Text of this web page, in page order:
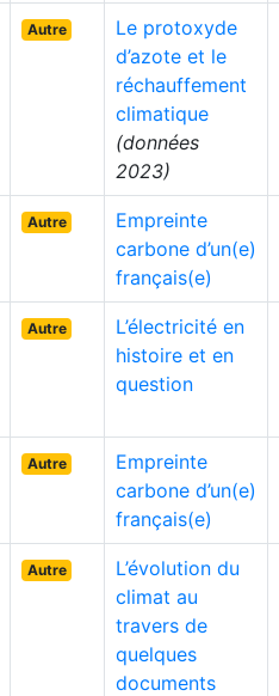
Autre
Le protoxyde
d’azote et le
réchauffement
climatique
(données
2023)
Autre
Empreinte
carbone d’un(e)
français(e)
Autre
L’électricité en
histoire et en
question
Autre
Empreinte
carbone d’un(e)
français(e)
Autre
L’évolution du
climat au
travers de
quelques
documents